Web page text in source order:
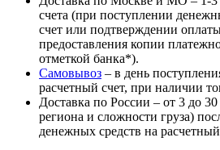
счета (при поступлении
счет или подтверждении
предоставления копии
отметкой банка*).
Самовывоз – в день
расчетный счет, при наличии
Доставка по России – от 3 до
региона и сложности груза)
денежных средств на расчетный